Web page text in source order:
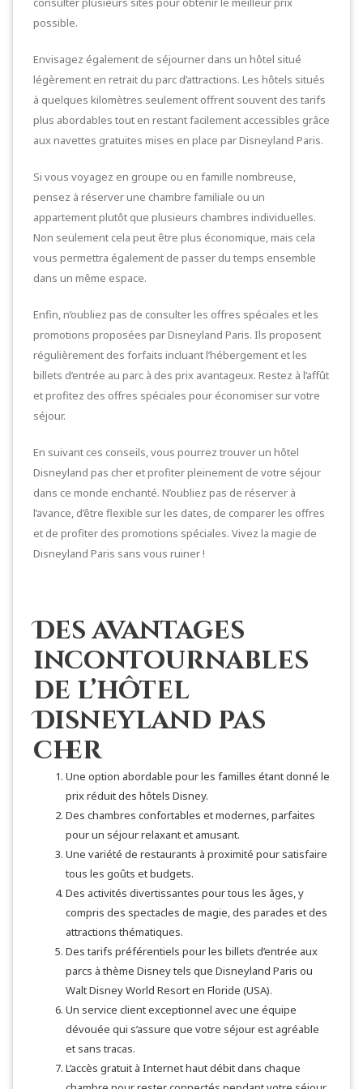
possible.
Envisagez également de séjourner dans un hôtel situé
légèrement en retrait du parc d’attractions. Les hôtels situés
à quelques kilomètres seulement offrent souvent des tarifs
plus abordables tout en restant facilement accessibles grâce
aux navettes gratuites mises en place par Disneyland Paris.
Si vous voyagez en groupe ou en famille nombreuse,
pensez à réserver une chambre familiale ou un
appartement plutôt que plusieurs chambres individuelles.
Non seulement cela peut être plus économique, mais cela
vous permettra également de passer du temps ensemble
dans un même espace.
Enfin, n’oubliez pas de consulter les offres spéciales et les
promotions proposées par Disneyland Paris. Ils proposent
régulièrement des forfaits incluant l’hébergement et les
billets d’entrée au parc à des prix avantageux. Restez à l’affût
et profitez des offres spéciales pour économiser sur votre
séjour.
En suivant ces conseils, vous pourrez trouver un hôtel
Disneyland pas cher et profiter pleinement de votre séjour
dans ce monde enchanté. N’oubliez pas de réserver à
l’avance, d’être flexible sur les dates, de comparer les offres
et de profiter des promotions spéciales. Vivez la magie de
Disneyland Paris sans vous ruiner !
Des avantages
incontournables
de l’hôtel
Disneyland pas
cher
Une option abordable pour les familles étant donné le
prix réduit des hôtels Disney.
Des chambres confortables et modernes, parfaites
pour un séjour relaxant et amusant.
Une variété de restaurants à proximité pour satisfaire
tous les goûts et budgets.
Des activités divertissantes pour tous les âges, y
compris des spectacles de magie, des parades et des
attractions thématiques.
Des tarifs préférentiels pour les billets d’entrée aux
parcs à thème Disney tels que Disneyland Paris ou
Walt Disney World Resort en Floride (USA).
Un service client exceptionnel avec une équipe
dévouée qui s’assure que votre séjour est agréable
et sans tracas.
L’accès gratuit à Internet haut débit dans chaque